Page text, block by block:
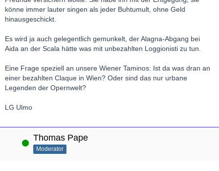
könne immer lauter singen als jeder Buhtumult, ohne Geld
hinausgeschickt.
Es wird ja auch gelegentlich gemunkelt, der Alagna-Abgang bei
Aida an der Scala hätte was mit unbezahlten Loggionisti zu tun.
Eine Frage speziell an unsere Wiener Taminos: Ist da was dran an
einer bezahlten Claque in Wien? Oder sind das nur urbane
Legenden der Opernwelt?
LG Ulmo
Online Thomas Pape
Moderator